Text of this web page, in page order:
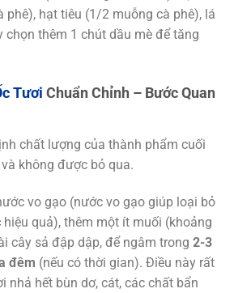
phê), hạt tiêu (1/2 muỗng cà phê), lá
chọn thêm 1 chút dầu mè để tăng
Tươi Chuẩn Chỉnh – Bước Quan
chất lượng của thành phẩm cuối
không được bỏ qua.
vo gạo (nước vo gạo giúp loại bỏ
hiệu quả), thêm một ít muối (khoảng
cây sả đập dập, để ngâm trong 2-3
đêm (nếu có thời gian). Điều này rất
nhả hết bùn dơ, cát, các chất bẩn